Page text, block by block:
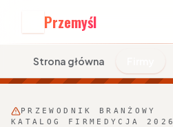
Przemyśl
Strona główna
PRZEWODNIK BRANŻOWY
KATALOG FIRM EDYCJA 2026